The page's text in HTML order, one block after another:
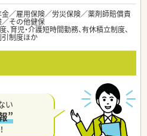
／雇用保険／労災保険／薬剤師賠償責
その他健保
、育児・介護短時間勤務、有休積立制度、
引制度ほか
い
”